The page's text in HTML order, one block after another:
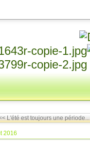
L'été est toujours une période...
2016